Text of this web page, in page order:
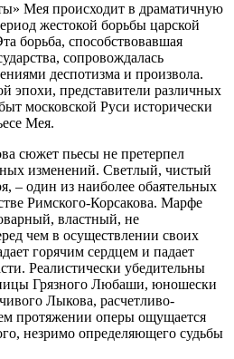
Мея происходит в драматичную
жестокой борьбы царской
борьба, способствовавшая
сопровождалась
деспотизма и произвола.
эпохи, представители различных
московской Руси исторически
Мея.
сюжет пьесы не претерпел
изменений. Светлый, чистый
– один из наиболее обаятельных
Римского-Корсакова. Марфе
властный, не
чем в осуществлении своих
горячим сердцем и падает
Реалистически убедительны
Грязного Любаши, юношески
Лыкова, расчетливо-
протяжении оперы ощущается
незримо определяющего судьбы